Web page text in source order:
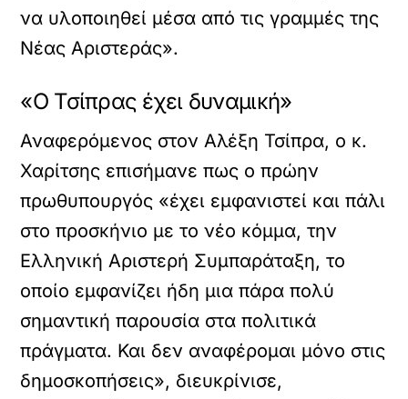
να υλοποιηθεί μέσα από τις γραμμές της
Νέας Αριστεράς».
«Ο Τσίπρας έχει δυναμική»
Αναφερόμενος στον Αλέξη Τσίπρα, ο κ.
Χαρίτσης επισήμανε πως ο πρώην
πρωθυπουργός «έχει εμφανιστεί και πάλι
στο προσκήνιο με το νέο κόμμα, την
Ελληνική Αριστερή Συμπαράταξη, το
οποίο εμφανίζει ήδη μια πάρα πολύ
σημαντική παρουσία στα πολιτικά
πράγματα. Και δεν αναφέρομαι μόνο στις
δημοσκοπήσεις», διευκρίνισε,